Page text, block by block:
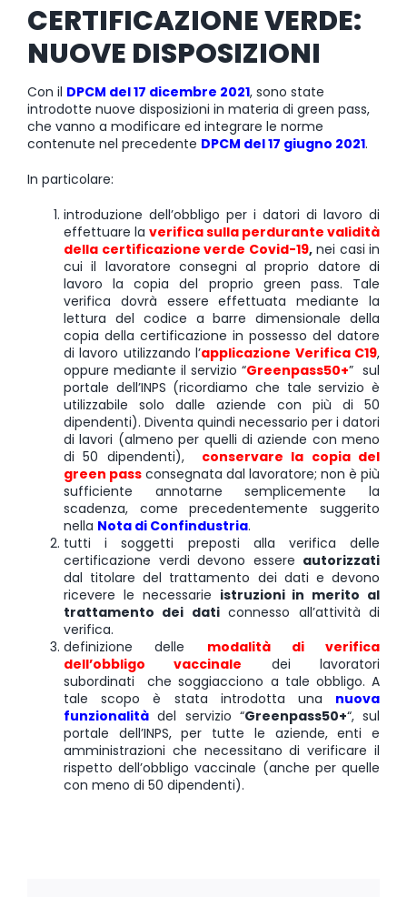
CERTIFICAZIONE VERDE:
NUOVE DISPOSIZIONI
Con il DPCM del 17 dicembre 2021, sono state
introdotte nuove disposizioni in materia di green pass,
che vanno a modificare ed integrare le norme
contenute nel precedente DPCM del 17 giugno 2021.
In particolare:
introduzione dell’obbligo per i datori di lavoro di
effettuare la verifica sulla perdurante validità
della certificazione verde Covid-19,nei casi in
cui il lavoratore consegni al proprio datore di
lavoro la copia del proprio green pass. Tale
verifica dovrà essere effettuata mediante la
lettura del codice a barre dimensionale della
copia della certificazione in possesso del datore
di lavoro utilizzando l’applicazione Verifica C19,
oppure mediante il servizio “Greenpass50+” sul
portale dell’INPS (ricordiamo che tale servizio è
utilizzabile solo dalle aziende con più di 50
dipendenti). Diventa quindi necessario per i datori
di lavori (almeno per quelli di aziende con meno
di 50 dipendenti), conservare la copia del
green pass consegnata dal lavoratore; non è più
sufficiente annotarne semplicemente la
scadenza, come precedentemente suggerito
nella Nota di Confindustria.
tutti i soggetti preposti alla verifica delle
certificazione verdi devono essere autorizzati
dal titolare del trattamento dei dati e devono
ricevere le necessarie istruzioni in merito al
trattamento dei daticonnesso all’attività di
verifica.
definizione delle modalità di verifica
dell’obbligo vaccinale dei lavoratori
subordinati che soggiacciono a tale obbligo. A
tale scopo è stata introdotta una nuova
funzionalità del servizio “Greenpass50+“, sul
portale dell’INPS, per tutte le aziende, enti e
amministrazioni che necessitano di verificare il
rispetto dell’obbligo vaccinale (anche per quelle
con meno di 50 dipendenti).